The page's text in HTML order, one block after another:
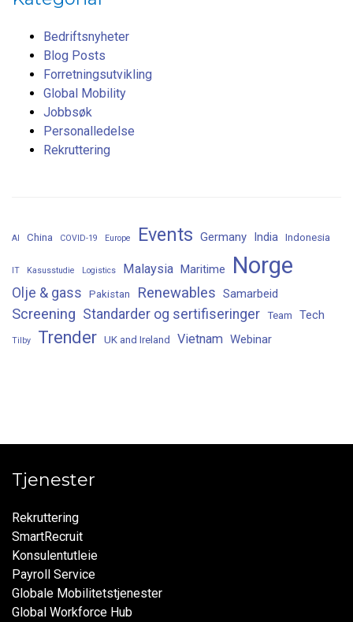
Bedriftsnyheter
Blog Posts
Forretningsutvikling
Global Mobility
Jobbsøk
Personalledelse
Rekruttering
AI China COVID-19 Europe Events Germany India Indonesia
IT Kasusstudie Logistics Malaysia Maritime Norge
Olje & gass Pakistan Renewables Samarbeid
Screening Standarder og sertifiseringer Team Tech
Tilby Trender UK and Ireland Vietnam Webinar
Tjenester
Rekruttering
SmartRecruit
Konsulentutleie
Payroll Service
Globale Mobilitetstjenester
Global Workforce Hub